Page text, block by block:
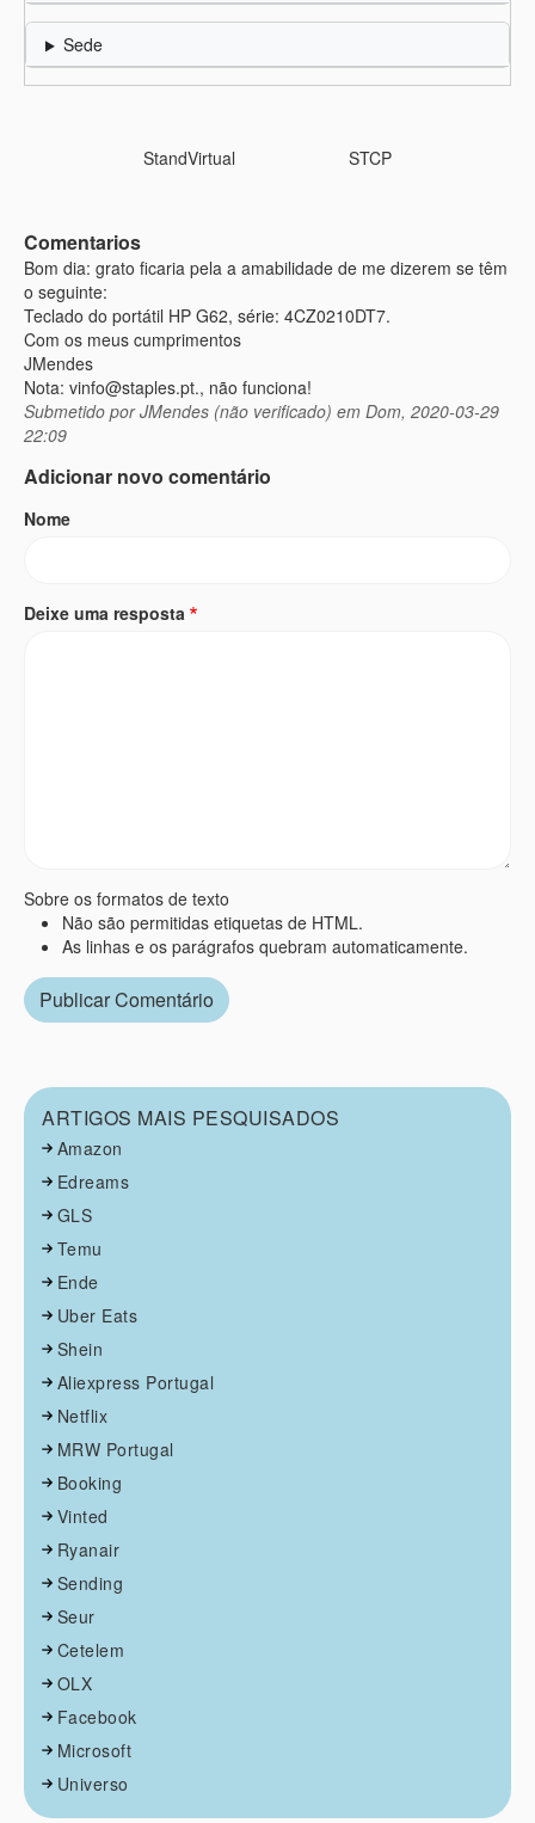
Sede
StandVirtual STCP
Comentarios
Bom dia: grato ficaria pela a amabilidade de me dizerem se têm
o seguinte:
Teclado do portátil HP G62, série: 4CZ0210DT7.
Com os meus cumprimentos
JMendes
Nota: vinfo@staples.pt., não funciona!
Submetido porJMendes (não verificado) em Dom, 2020-03-29
22:09
Adicionar novo comentário
Nome
Deixe uma resposta
Sobre os formatos de texto
Não são permitidas etiquetas de HTML.
As linhas e os parágrafos quebram automaticamente.
ARTIGOS MAIS PESQUISADOS
Amazon
Edreams
GLS
Temu
Ende
Uber Eats
Shein
Aliexpress Portugal
Netflix
MRW Portugal
Booking
Vinted
Ryanair
Sending
Seur
Cetelem
OLX
Facebook
Microsoft
Universo